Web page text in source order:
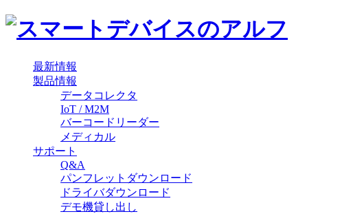
最新情報
製品情報
データコレクタ
IoT / M2M
バーコードリーダー
メディカル
サポート
Q&A
パンフレットダウンロード
ドライバダウンロード
デモ機貸し出し